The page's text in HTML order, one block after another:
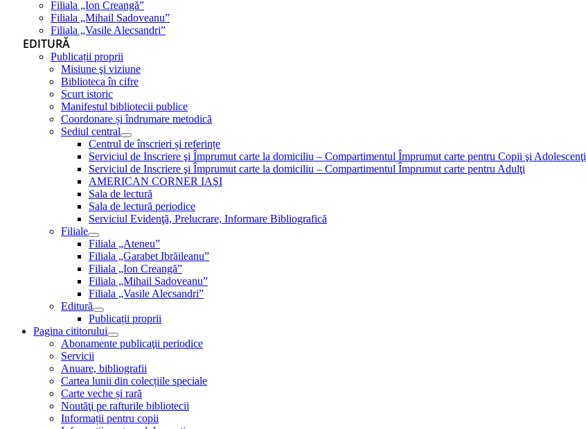
Filiala „Ion Creangă”
Filiala „Mihail Sadoveanu”
Filiala „Vasile Alecsandri”
EDITURĂ
Publicații proprii
Misiune şi viziune
Biblioteca în cifre
Scurt istoric
Manifestul bibliotecii publice
Coordonare și îndrumare metodică
Sediul central
Centrul de înscrieri și referințe
Serviciul de Inscriere şi Împrumut carte la domiciliu – Compartimentul Împrumut carte pentru Copii şi Adolescenţi
Serviciul de Inscriere şi Împrumut carte la domiciliu – Compartimentul Împrumut carte pentru Adulţi
AMERICAN CORNER IAŞI
Sala de lectură
Sala de lectură periodice
Serviciul Evidenţă, Prelucrare, Informare Bibliografică
Filiale
Filiala „Ateneu”
Filiala „Garabet Ibrăileanu”
Filiala „Ion Creangă”
Filiala „Mihail Sadoveanu”
Filiala „Vasile Alecsandri”
Editură
Publicații proprii
Pagina cititorului
Abonamente publicaţii periodice
Servicii
Anuare, bibliografii
Cartea lunii din colecțiile speciale
Carte veche și rară
Noutăţi pe rafturile bibliotecii
Informații pentru copii